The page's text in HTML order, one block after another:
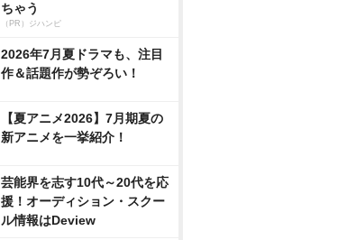
ちゃう
（PR）ジハンピ
2026年7月夏ドラマも、注目
作＆話題作が勢ぞろい！
【夏アニメ2026】7月期夏の
新アニメを一挙紹介！
芸能界を志す10代～20代を応
援！オーディション・スクー
ル情報はDeview